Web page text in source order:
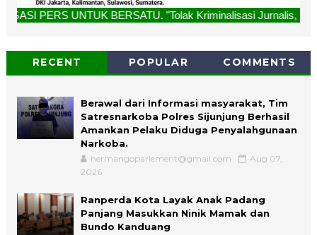
BERSATU. "Tolak Kriminalisasi Jurnalis, Rekan Kami
RECENT POPULAR COMMENTS
Berawal dari Informasi masyarakat, Tim
Satresnarkoba Polres Sijunjung Berhasil
Amankan Pelaku Diduga Penyalahgunaan
Narkoba.
hermangoparlement@gmail.com
Aug 07,
2026
Ranperda Kota Layak Anak Padang
Panjang Masukkan Ninik Mamak dan
Bundo Kanduang